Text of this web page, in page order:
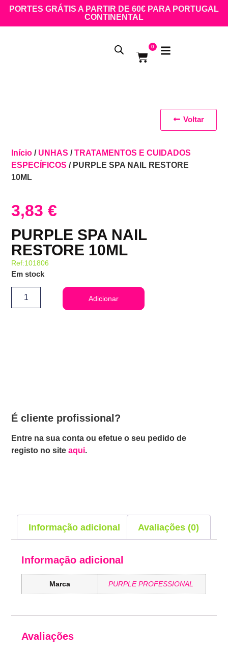
PORTES GRÁTIS A PARTIR DE 60€ PARA PORTUGAL
CONTINENTAL
0
Início / UNHAS /TRATAMENTOS E CUIDADOS
ESPECÍFICOS / PURPLE SPA NAIL RESTORE
10ML
3,83€
PURPLE SPA NAIL
RESTORE 10ML
Ref:101806
Em stock
Adicionar
É cliente profissional?
Entre na sua conta ou efetue o seu pedido de
registo no siteaqui.
Voltar
Informação adicional Avaliações (0)
Informação adicional
Marca PURPLE PROFESSIONAL
Avaliações